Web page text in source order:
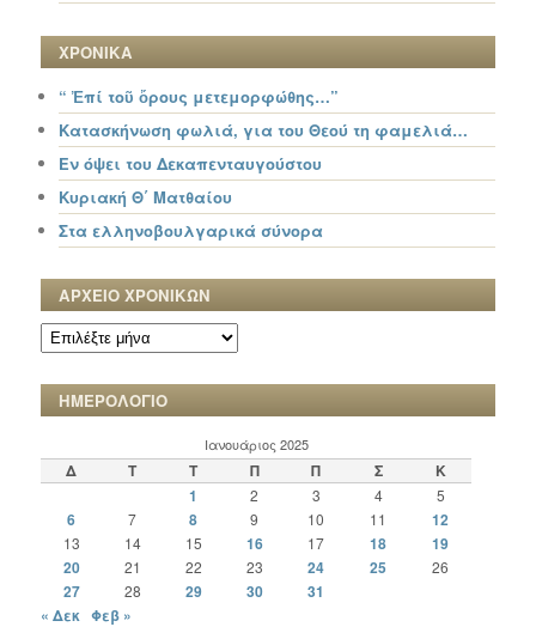
ΧΡΟΝΙΚΑ
“ Ἐπί τοῦ ὄρους μετεμορφώθης…”
Κατασκήνωση φωλιά, για του Θεού τη φαμελιά…
Εν όψει του Δεκαπενταυγούστου
Κυριακή Θ΄ Ματθαίου
Στα ελληνοβουλγαρικά σύνορα
ΑΡΧΕΙΟ ΧΡΟΝΙΚΩΝ
ΑΡΧΕΙΟ
ΧΡΟΝΙΚΩΝ
ΗΜΕΡΟΛΟΓΙΟ
Ιανουάριος 2025
Δ Τ Τ Π Π Σ
Κ
1
2 3 4 5
6 7 8 9 10 11 12
13 14 15 16 17 18
19
20
21 22 23 24 25 26
27 28 29 30
31
« Δεκ Φεβ »